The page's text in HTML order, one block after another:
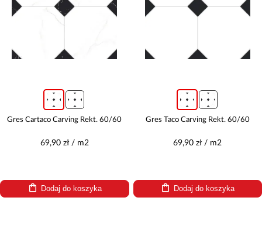
Gres Cartaco Carving Rekt. 60/60
69,90 zł / m2
Dodaj do koszyka
Gres Taco Carving Rekt. 60/60
69,90 zł / m2
Dodaj do koszyka